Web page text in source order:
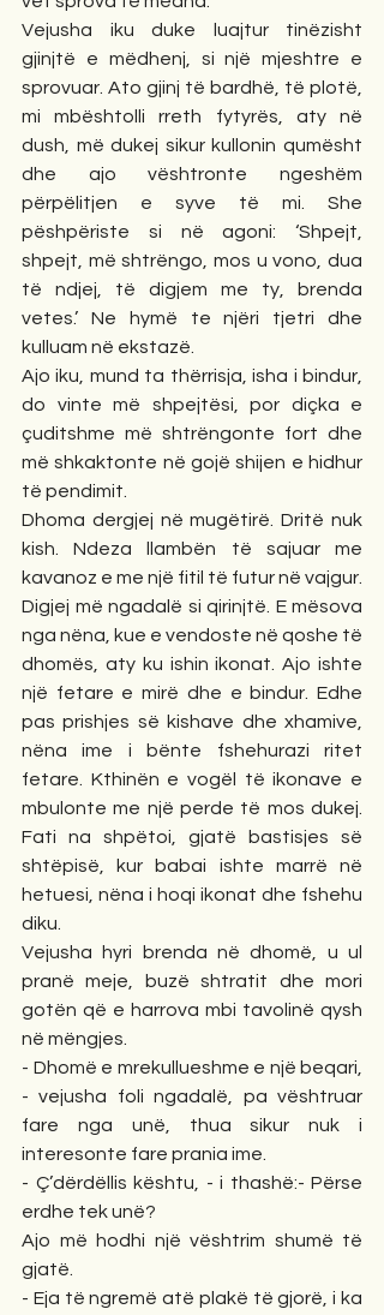
Vejusha iku duke luajtur tinëzisht
gjinjtë e mëdhenj, si një mjeshtre e
sprovuar. Ato gjinj të bardhë, të plotë,
mi mbështolli rreth fytyrës, aty në
dush, më dukej sikur kullonin qumësht
dhe ajo vështronte ngeshëm
përpëlitjen e syve të mi. She
pëshpëriste si në agoni: ‘Shpejt,
shpejt, më shtrëngo, mos u vono, dua
të ndjej, të digjem me ty, brenda
vetes.’ Ne hymë te njëri tjetri dhe
kulluam në ekstazë.
Ajo iku, mund ta thërrisja, isha i bindur,
do vinte më shpejtësi, por diçka e
çuditshme më shtrëngonte fort dhe
më shkaktonte në gojë shijen e hidhur
të pendimit.
Dhoma dergjej në mugëtirë. Dritë nuk
kish. Ndeza llambën të sajuar me
kavanoz e me një fitil të futur në vajgur.
Digjej më ngadalë si qirinjtë. E mësova
nga nëna, kue e vendoste në qoshe të
dhomës, aty ku ishin ikonat. Ajo ishte
një fetare e mirë dhe e bindur. Edhe
pas prishjes së kishave dhe xhamive,
nëna ime i bënte fshehurazi ritet
fetare. Kthinën e vogël të ikonave e
mbulonte me një perde të mos dukej.
Fati na shpëtoi, gjatë bastisjes së
shtëpisë, kur babai ishte marrë në
hetuesi, nëna i hoqi ikonat dhe fshehu
diku.
Vejusha hyri brenda në dhomë, u ul
pranë meje, buzë shtratit dhe mori
gotën që e harrova mbi tavolinë qysh
në mëngjes.
- Dhomë e mrekullueshme e një beqari,
- vejusha foli ngadalë, pa vështruar
fare nga unë, thua sikur nuk i
interesonte fare prania ime.
- Ç’dërdëllis kështu, - i thashë:- Përse
erdhe tek unë?
Ajo më hodhi një vështrim shumë të
gjatë.
- Eja të ngremë atë plakë të gjorë, i ka